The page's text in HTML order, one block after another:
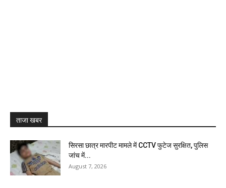
ताजा खबर
सिरसा छात्र मारपीट मामले में CCTV फुटेज सुरक्षित, पुलिस
जांच में...
August 7, 2026